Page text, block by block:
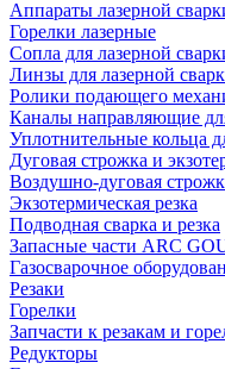
Аппараты лазерной
Горелки лазерные
Сопла для лазерной
Линзы для лазерной
Ролики подающего
Каналы направляющие
Уплотнительные кольца
Дуговая строжка и
Воздушно-дуговая
Экзотермическая резка
Подводная сварка и резка
Запасные части ARC
Газосварочное
Резаки
Горелки
Запчасти к резакам и
Редукторы